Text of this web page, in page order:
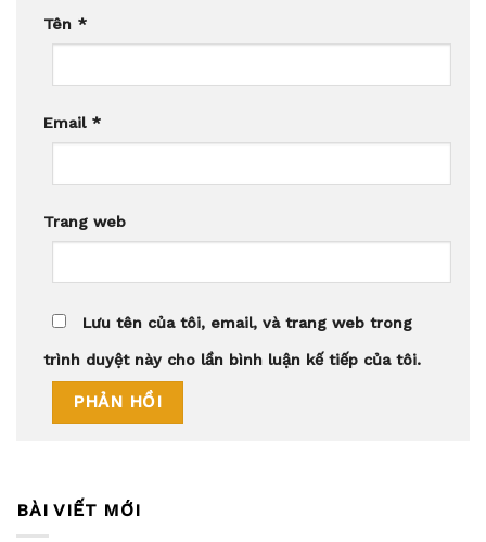
Tên *
Email *
Trang web
Lưu tên của tôi, email, và trang web trong
trình duyệt này cho lần bình luận kế tiếp của tôi.
BÀI VIẾT MỚI